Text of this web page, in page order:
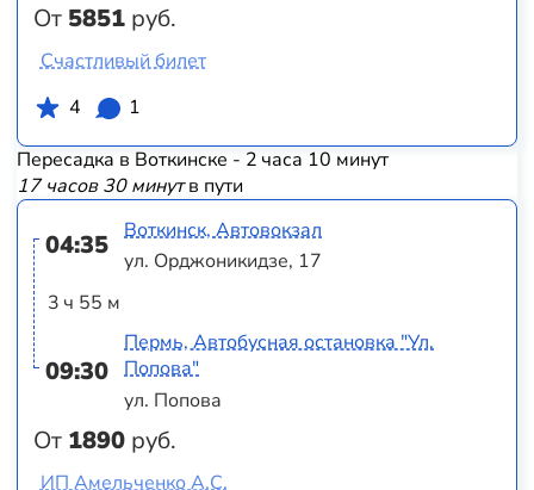
От 5851 руб.
Счастливый билет
4
1
Пересадка в Воткинске - 2 часа 10 минут
17 часов 30 минутв пути
04:35
3 ч 55 м
09:30
От 1890 руб.
Воткинск, Автовокзал
ул. Орджоникидзе, 17
Пермь, Автобусная остановка "Ул.
Попова"
ул. Попова
ИП Амельченко А.С.